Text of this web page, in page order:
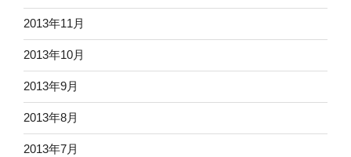
2013年11月
2013年10月
2013年9月
2013年8月
2013年7月